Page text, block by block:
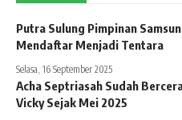
Putra Sulung Pimpinan
Mendaftar Menjadi Tentara
Selasa, 16 September 2025
Acha Septriasah Sudah
Vicky Sejak Mei 2025